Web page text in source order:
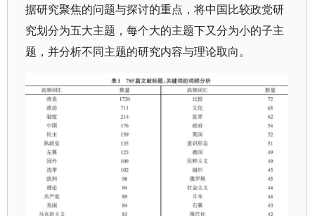
据研究聚焦的问题与探讨的重点，将中国比较政党研
究划分为五大主题，每个大的主题下又分为小的子主
题，并分析不同主题的研究内容与理论取向。